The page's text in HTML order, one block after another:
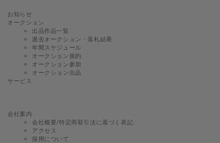
お知らせ
オークション
出品作品一覧
過去オークション・落札結果
年間スケジュール
オークション規約
オークション参加
オークション出品
サービス
会社案内
会社概要/特定商取引法に基づく表記
アクセス
採用について